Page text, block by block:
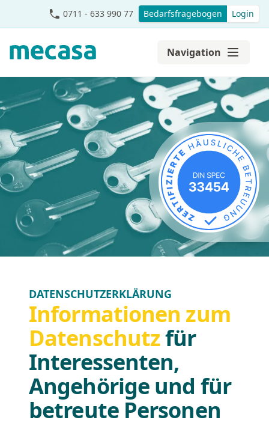
0711 - 633 990 77 Bedarfsfragebogen Login
Navigation
DATENSCHUTZERKLÄRUNG
Informationen zum
Datenschutzfür
Interessenten,
Angehörige und für
betreute Personen